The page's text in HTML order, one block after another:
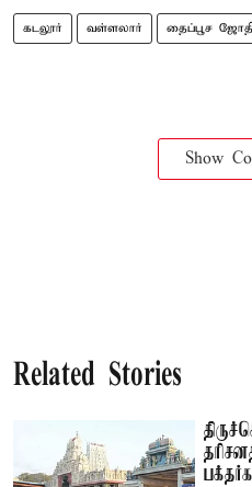
கடலூர் வள்ளலார் தைப்பூச
Show
Related Stories